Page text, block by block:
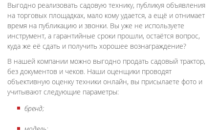
Выгодно реализовать садовую технику, публикуя объявления
на торговых площадках, мало кому удается, а ещё и отнимает
время на публикацию и звонки. Вы уже не используете
инструмент, а гарантийные сроки прошли, остаётся вопрос,
куда же её сдать и получить хорошее вознаграждение?
В нашей компании можно выгодно продать садовый трактор,
без документов и чеков. Наши оценщики проводят
объективную оценку техники онлайн, вы присылаете фото и
учитывают следующие параметры:
бренд;